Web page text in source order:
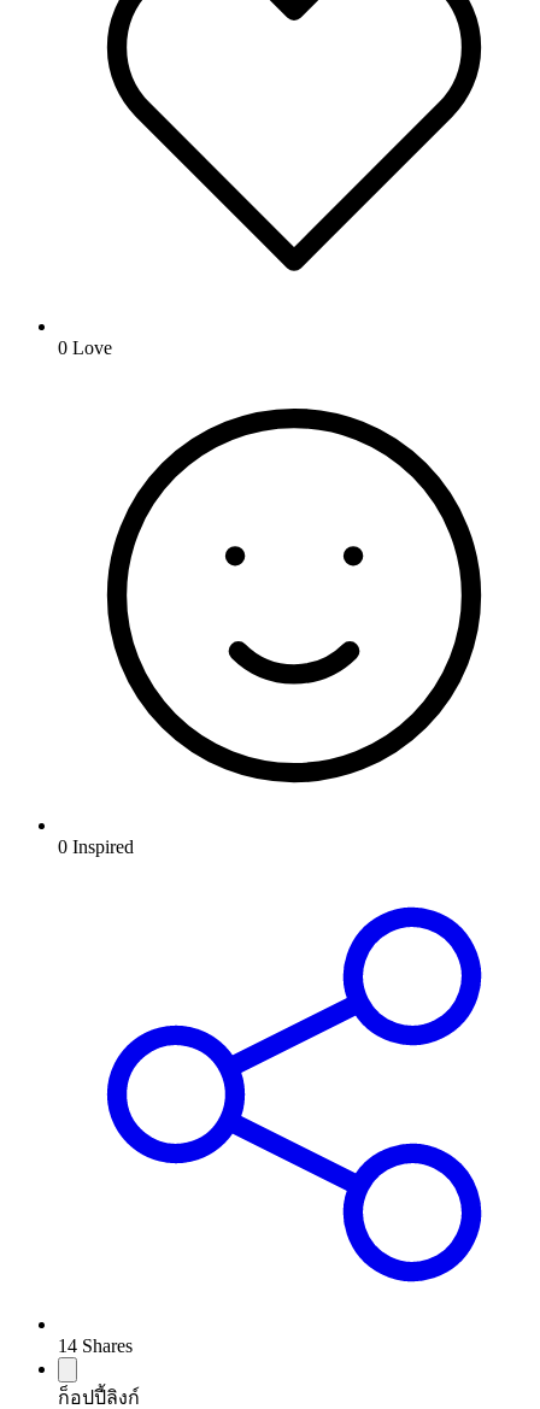
0 Love
0 Inspired
14 Shares
ก็อปปี้ลิงก์